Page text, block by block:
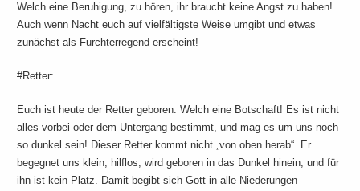
Welch eine Beruhigung, zu hören, ihr braucht keine Angst zu haben!
Auch wenn Nacht euch auf vielfältigste Weise umgibt und etwas
zunächst als Furchterregend erscheint!
#Retter:
Euch ist heute der Retter geboren. Welch eine Botschaft! Es ist nicht
alles vorbei oder dem Untergang bestimmt, und mag es um uns noch
so dunkel sein! Dieser Retter kommt nicht „von oben herab“. Er
begegnet uns klein, hilflos, wird geboren in das Dunkel hinein, und für
ihn ist kein Platz. Damit begibt sich Gott in alle Niederungen